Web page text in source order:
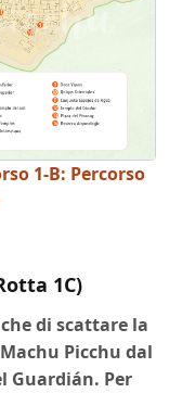
1-B: Percorso
1C)
di scattare la
Picchu dal
Guardián. Per